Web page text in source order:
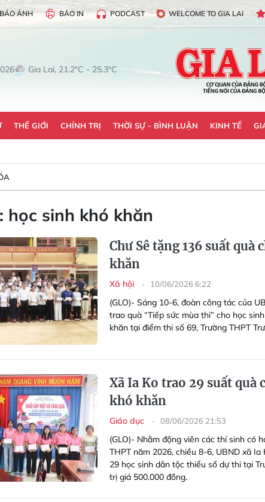
BÁO ẢNH BÁO IN PODCAST WELCOME TO GIA LAI
Gia Lai, 21.2°C - 25.3°C
THẾ GIỚI CHÍNH TRỊ THỜI SỰ - BÌNH LUẬN KINH TẾ
học sinh khó khăn
Chư Sê tặng 136 suất
khăn
Xã hội 10/06/2026 6:22
(GLO)- Sáng 10-6, đoàn công tác của
trao quà “Tiếp sức mùa thi” cho học
khăn tại điểm thi số 69, Trường THPT
Xã Ia Ko trao 29 suất quà
khó khăn
Giáo dục 08/06/2026 21:53
(GLO)- Nhằm động viên các thí sinh có
THPT năm 2026, chiều 8-6, UBND xã
29 học sinh dân tộc thiểu số dự thi tại
trị giá 500.000 đồng.